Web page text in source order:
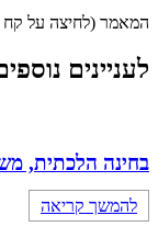
המאמר (לחיצה על קח אותי למקור) חולש על 10 עמ'
לעניינים
בחינה הלכתית,
להמשך קריאה